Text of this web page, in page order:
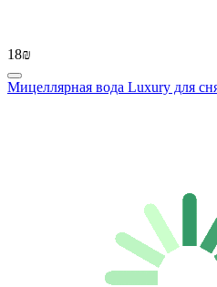
18₪
Мицеллярная вода Luxury для